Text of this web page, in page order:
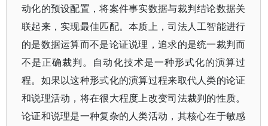
动化的预设配置，将案件事实数据与裁判结论数据关
联起来，实现最佳匹配。本质上，司法人工智能进行
的是数据运算而不是论证说理，追求的是统一裁判而
不是正确裁判。自动化技术是一种形式化的演算过
程。如果以这种形式化的演算过程来取代人类的论证
和说理活动，将在很大程度上改变司法裁判的性质。
论证和说理是一种复杂的人类活动，其核心在于敏感